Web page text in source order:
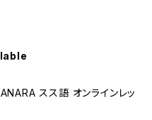
スス語 オンラインレッ